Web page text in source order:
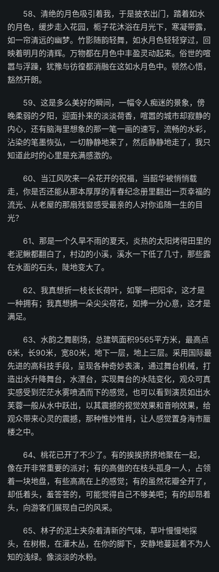
58、清绝的月色吸引着我，于是披衣出门，踏着如水
的月色，缓步走入花园，栀子花沐浴在月光下，寒凝带露，
如一帘清远的幽梦。竹影随韵轻舞，如水月色轻轻穿过，回
映着明月的清辉。万物都在月色中丰盈灵动起来。俗世的喧
嚣与浮躁，犹豫与彷徨都消融在这如水月色中。顿然心悟，
豁然开朗。
59、这是多么美好的瞬间，一幅令人痴迷的景象，傍
晚柔弱的夕阳，迎面扑来的淡淡荷香，喧嚣的城市却寂静的
内心，还有脑海里想象的那一笔一画的速写，流畅的水彩，
沾染的笔墨恢弘，一切静静地来了，然后静静地走了，我只
知道此时的心里是充满感激的。
60、当江风吹来一朵花开的祝福，当韶华被悄悄载
走，你是否还能从那本厚厚的青春纪念册里翻出一页幸福的
流光、从老屋的那扇残窗感受最亲的人对你追随一生的目
光？
61、那是一个久旱不雨的夏天，炎热的太阳烤得田里的
老泥鳅都翻白了，村边的小溪，溪水一下低了几寸，那些露
在水面的石头，陡地变大了。
62、我真想折一枝长长荷叶，如擎一把阳伞，这才是
一种拥有；我真想摘一朵尖尖荷花，如捧一分心意，这才是
满足。
63、水韵之舞剧场，总建筑面积9565平方米，最高点
6米，长90米，宽80米，地下一层，地上三层。采用国际最
先进的高科技手段，呈现各种奇妙表演，通过舞台机械，打
造出水升降舞台，水漂台，实现舞台的水陆变化，观众可真
实感受到茫茫水雾喷洒而下的感觉，也可以看到演员如出水
芙蓉一般从水中跃出，以其震撼的视觉效果和音响效果，给
观众带来心灵的震撼，那种惟妙惟肖，让人感觉置身海市蜃
楼之中。
64、桃花已开了不少了。有的挨挨挤挤地聚在一起，
像在开非常重要的派对；有的高傲的在枝头孤身一人，占领
着一块地盘，有些高高在上的感觉；有的虽然花瓣全开了，
却低着头，羞答答的，可能觉得自己不够美吧；有的却昂着
头，向游客们展现自己的风采。
65、林子的泥土夹杂着清新的气味，草叶慢慢地探
头，在树根，在灌木丛，在你的脚下，安静地蔓延着不为人
知的浅绿。像淡淡的水粉。